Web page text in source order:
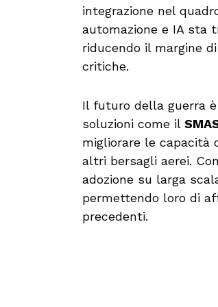
integrazione nel
automazione e IA sta
riducendo il margine
critiche.
Il futuro della guerra
soluzioni come il
migliorare le capacità
altri bersagli aerei.
adozione su larga
permettendo loro di
precedenti.